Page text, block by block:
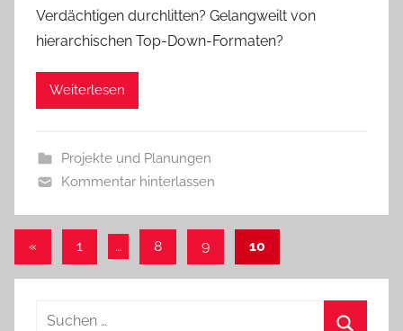
Verdächtigen durchlitten? Gelangweilt von
hierarchischen Top-Down-Formaten?
Weiterlesen
Projekte und Planungen
Kommentar hinterlassen
Seitennummerierung
der
Beiträge
«Vorherige
1 … 8 9 10
Suchen